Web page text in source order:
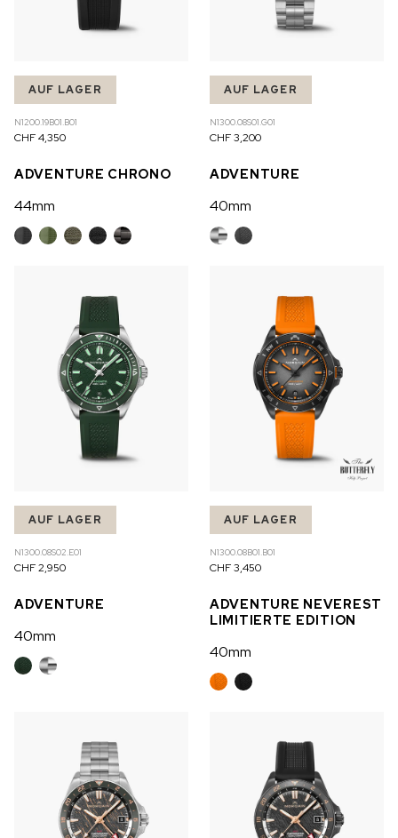
AUF LAGER
N1200.19B01.B01
CHF 4,350
ADVENTURE CHRONO
44mm
AUF LAGER
N1300.08S01.G01
CHF 3,200
ADVENTURE
40mm
AUF LAGER
N1300.08S02.E01
CHF 2,950
ADVENTURE
40mm
AUF LAGER
N1300.08B01.B01
CHF 3,450
ADVENTURE NEVEREST
LIMITIERTE EDITION
40mm